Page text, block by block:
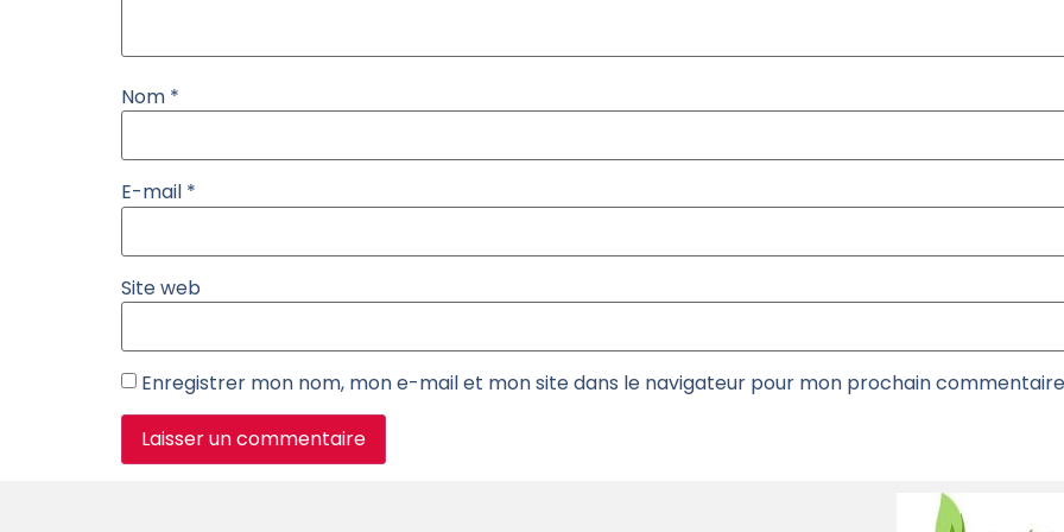
Nom *
E-mail *
Site web
Enregistrer mon nom, mon e-mail et mon site dans le navigateur pour mon prochain